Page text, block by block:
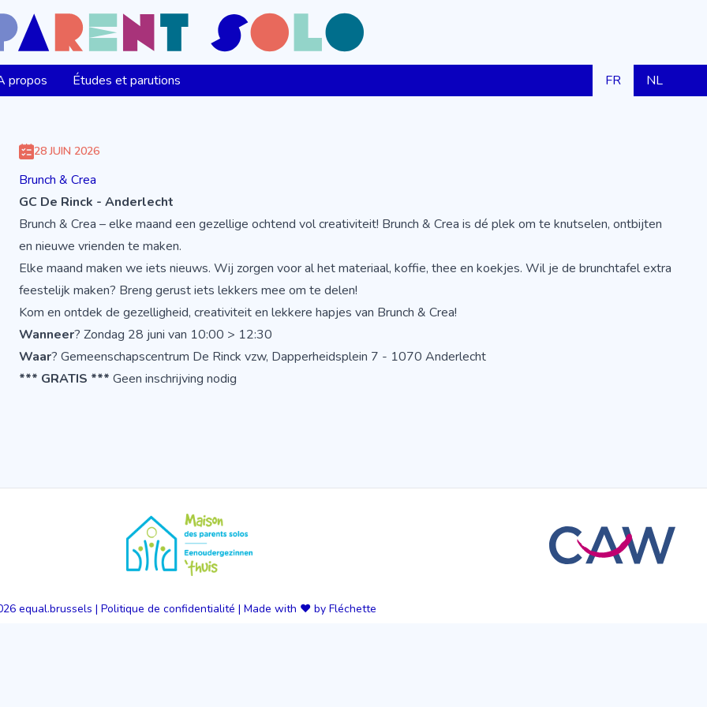
propos Études et parutions FR NL
28 JUIN 2026
Brunch & Crea
GC De Rinck - Anderlecht
Brunch & Crea – elke maand een gezellige ochtend vol creativiteit! Brunch & Crea is dé plek om te knutselen, ontbijten
en nieuwe vrienden te maken.
Elke maand maken we iets nieuws. Wij zorgen voor al het materiaal, koffie, thee en koekjes. Wil je de brunchtafel extra
feestelijk maken? Breng gerust iets lekkers mee om te delen!
Kom en ontdek de gezelligheid, creativiteit en lekkere hapjes van Brunch & Crea!
Wanneer? Zondag 28 juni van 10:00 > 12:30
Waar? Gemeenschapscentrum De Rinck vzw, Dapperheidsplein 7 - 1070 Anderlecht
*** GRATIS *** Geen inschrijving nodig
equal.brussels | Politique de confidentialité | Made with ❤️ by Fléchette